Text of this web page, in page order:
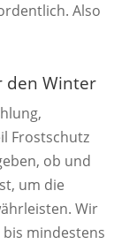
Also
den Winter
Frostschutz
ob und
um die
Wir
mindestens